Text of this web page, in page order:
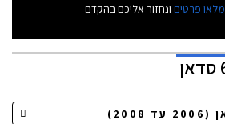
מלאו פרטים ונחזור אליכם בהקדם